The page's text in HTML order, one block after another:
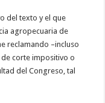
del texto y el que
agropecuaria de
reclamando –incluso
corte impositivo o
del Congreso, tal